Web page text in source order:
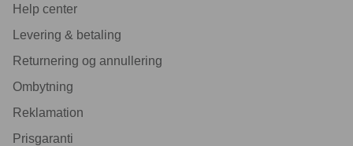
Help center
Levering & betaling
Returnering og annullering
Ombytning
Reklamation
Prisgaranti